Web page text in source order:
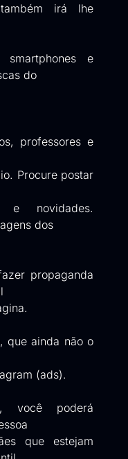
irá lhe
e
do
professores e
Procure postar
e novidades.
dos
propaganda
que ainda não o
(ads).
você poderá
que estejam